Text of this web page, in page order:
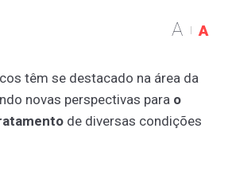
A A
têm se destacado na área da
novas perspectivas para o
de diversas condições